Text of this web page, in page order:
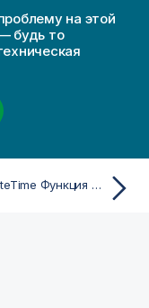
на этой
будь то
QvdCreateTime Функция скрипта